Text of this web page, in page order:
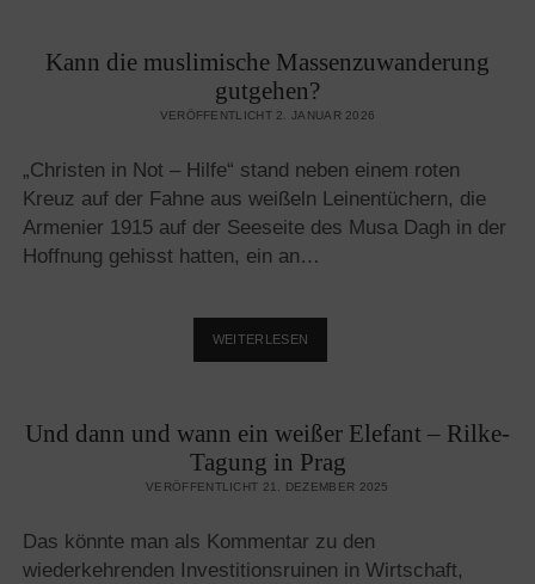
Kann die muslimische Massenzuwanderung
gutgehen?
VERÖFFENTLICHT 2. JANUAR 2026
„Christen in Not – Hilfe“ stand neben einem roten
Kreuz auf der Fahne aus weißeln Leinentüchern, die
Armenier 1915 auf der Seeseite des Musa Dagh in der
Hoffnung gehisst hatten, ein an…
WEITERLESEN
DIE
GUTGEHEN?
Und dann und wann ein weißer Elefant – Rilke-
Tagung in Prag
VERÖFFENTLICHT 21. DEZEMBER 2025
Das könnte man als Kommentar zu den
wiederkehrenden Investitionsruinen in Wirtschaft,